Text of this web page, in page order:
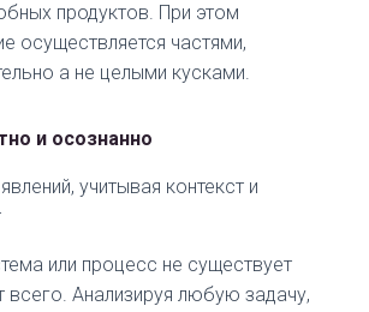
продуктов. При этом
осуществляется частями,
а не целыми кусками.
и осознанно
учитывая контекст и
или процесс не существует
всего. Анализируя любую задачу,